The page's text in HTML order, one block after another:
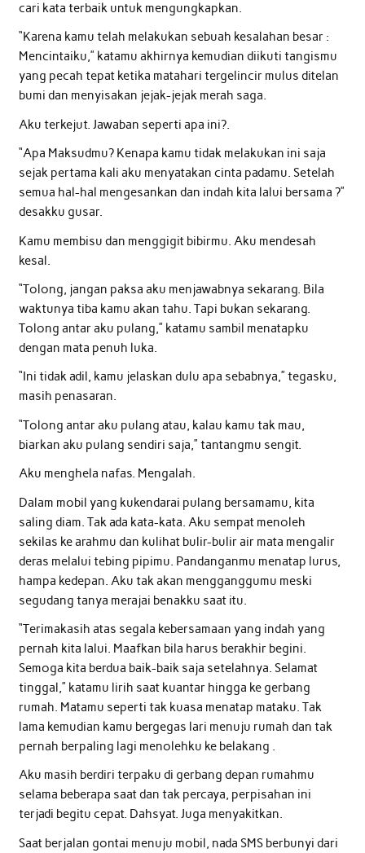
cari kata terbaik untuk mengungkapkan.
“Karena kamu telah melakukan sebuah kesalahan besar :
Mencintaiku,” katamu akhirnya kemudian diikuti tangismu
yang pecah tepat ketika matahari tergelincir mulus ditelan
bumi dan menyisakan jejak-jejak merah saga.
Aku terkejut. Jawaban seperti apa ini?.
“Apa Maksudmu? Kenapa kamu tidak melakukan ini saja
sejak pertama kali aku menyatakan cinta padamu. Setelah
semua hal-hal mengesankan dan indah kita lalui bersama ?”
desakku gusar.
Kamu membisu dan menggigit bibirmu. Aku mendesah
kesal.
“Tolong, jangan paksa aku menjawabnya sekarang. Bila
waktunya tiba kamu akan tahu. Tapi bukan sekarang.
Tolong antar aku pulang,” katamu sambil menatapku
dengan mata penuh luka.
“Ini tidak adil, kamu jelaskan dulu apa sebabnya,” tegasku,
masih penasaran.
“Tolong antar aku pulang atau, kalau kamu tak mau,
biarkan aku pulang sendiri saja,” tantangmu sengit.
Aku menghela nafas. Mengalah.
Dalam mobil yang kukendarai pulang bersamamu, kita
saling diam. Tak ada kata-kata. Aku sempat menoleh
sekilas ke arahmu dan kulihat bulir-bulir air mata mengalir
deras melalui tebing pipimu. Pandanganmu menatap lurus,
hampa kedepan. Aku tak akan mengganggumu meski
segudang tanya merajai benakku saat itu.
“Terimakasih atas segala kebersamaan yang indah yang
pernah kita lalui. Maafkan bila harus berakhir begini.
Semoga kita berdua baik-baik saja setelahnya. Selamat
tinggal,” katamu lirih saat kuantar hingga ke gerbang
rumah. Matamu seperti tak kuasa menatap mataku. Tak
lama kemudian kamu bergegas lari menuju rumah dan tak
pernah berpaling lagi menolehku ke belakang .
Aku masih berdiri terpaku di gerbang depan rumahmu
selama beberapa saat dan tak percaya, perpisahan ini
terjadi begitu cepat. Dahsyat. Juga menyakitkan.
Saat berjalan gontai menuju mobil, nada SMS berbunyi dari